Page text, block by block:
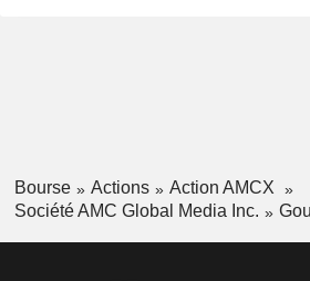
Bourse Actions
Action AMCX
Société AMC Global Media Inc.